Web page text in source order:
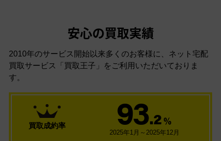
安心の買取実績
2010年のサービス開始以来多くのお客様に、 ネット宅配
買取サービス「買取王子」をご利用いただいておりま
す。
買取成約率 93.2 ％
2025年1月～2025年12月